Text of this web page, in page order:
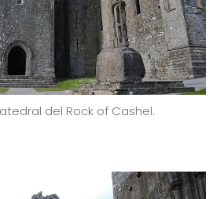
del Rock of Cashel.